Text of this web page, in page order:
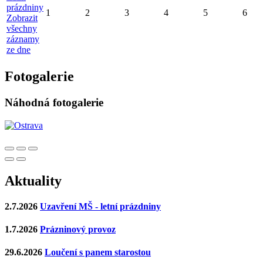
prázdniny
Zobrazit
všechny
záznamy
ze dne
1 2 3 4 5 6
Fotogalerie
Náhodná fotogalerie
Aktuality
2.7.2026 Uzavření MŠ - letní prázdniny
1.7.2026 Prázninový provoz
29.6.2026 Loučení s panem starostou